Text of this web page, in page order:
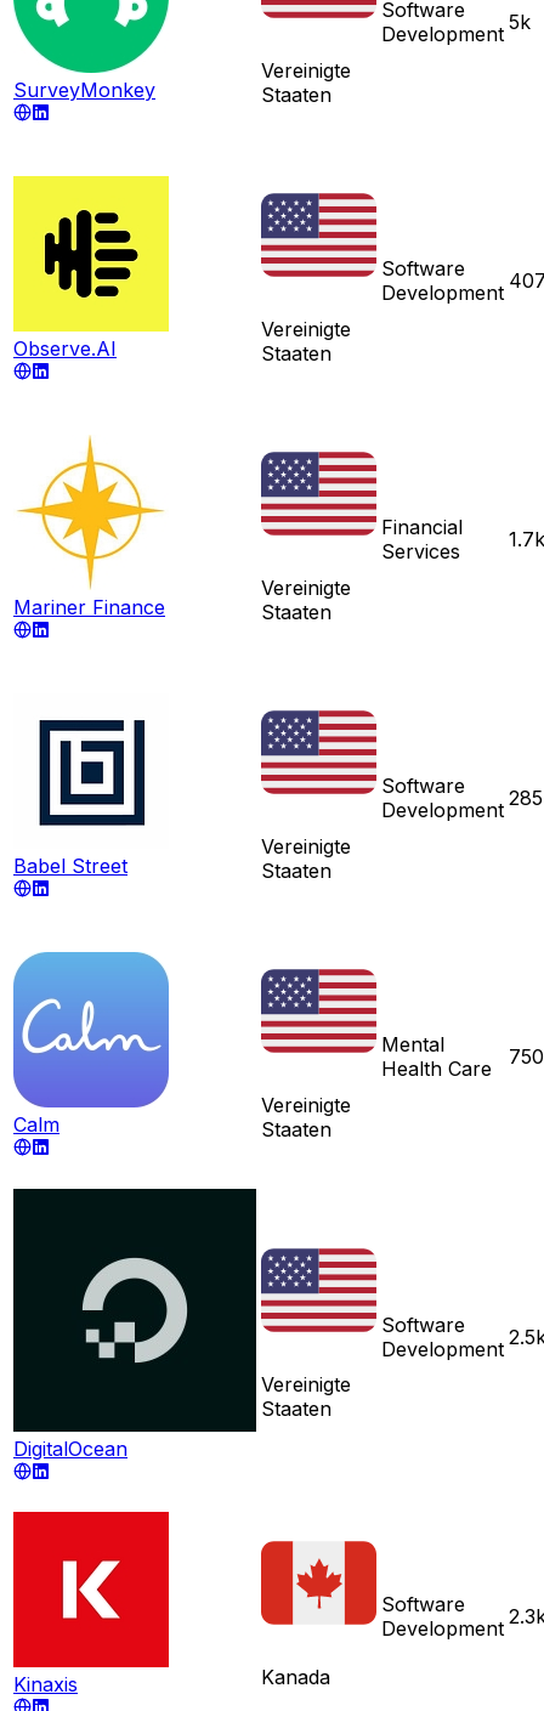
SurveyMonkey
Vereinigte
Staaten
Software
Development 5k
Observe.AI
Vereinigte
Staaten
Software
Development
Mariner Finance
Vereinigte
Staaten
Financial
Services
1.7k
Babel Street
Vereinigte
Staaten
Software
Development 285
Calm
Vereinigte
Staaten
Mental
Health Care
750
DigitalOcean
Vereinigte
Staaten
Software
Development
Kinaxis Kanada
Software
Development